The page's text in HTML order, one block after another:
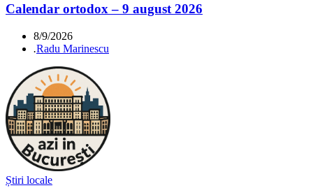
Calendar ortodox – 9 august 2026
8/9/2026
.Radu Marinescu
Știri locale